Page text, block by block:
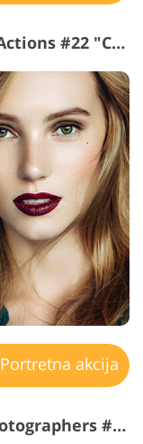
Najboljše Photoshop Portrait Actions #22 "Change Iris to Green"
Portretna akcija
Photoshop Actions Portrait Photographers #23 "Cleaning Eyes"